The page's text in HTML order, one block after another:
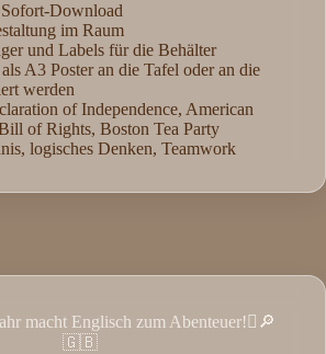
Download
im Raum
und Labels für die Behälter
A3 Poster an die Tafel oder an die
werden
of Independence, American
of Rights, Boston Tea Party
logisches Denken, Teamwork
macht Englisch zum Abenteuer!🫆🔎
🇬🇧